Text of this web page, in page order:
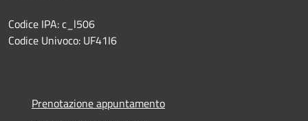
Codice IPA: c_l506
Codice Univoco: UF41I6
Prenotazione appuntamento